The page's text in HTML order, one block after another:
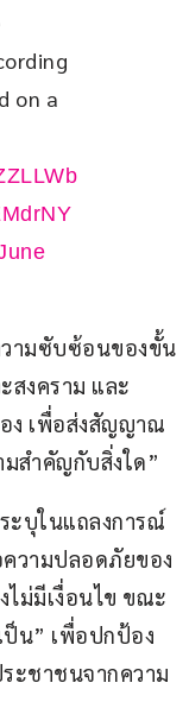
on a
วามซับซ้อนของขั้น
สงคราม และ
ง เพื่อส่งสัญญาณ
สำคัญกับสิ่งใด”
ะบุในแถลงการณ์
วามปลอดภัยของ
ไม่มีเงื่อนไข ขณะ
น” เพื่อปกป้อง
ะชาชนจากความ